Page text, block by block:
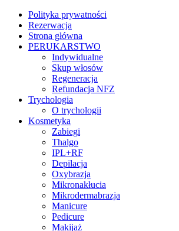
Polityka prywatności
Rezerwacja
Strona główna
PERUKARSTWO
Indywidualne
Skup włosów
Regeneracja
Refundacja NFZ
Trychologia
O trychologii
Kosmetyka
Zabiegi
Thalgo
IPL+RF
Depilacja
Oxybrazja
Mikronakłucia
Mikrodermabrazja
Manicure
Pedicure
Makijaż